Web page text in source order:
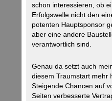
schon interessieren, ob
Erfolgswelle nicht den
potenten Hauptsponsor
aber eine andere
verantwortlich sind.
Genau da setzt auch
diesem Traumstart mehr
Steigende Chancen auf
Seiten verbesserte